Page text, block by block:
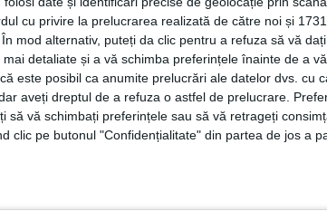
cu privire la prelucrarea realizată de către noi și 1731
mod alternativ, puteți da clic pentru a refuza să vă dați
detaliate și a vă schimba preferințele înainte de a vă
este posibil ca anumite prelucrări ale datelor dvs. cu
aveți dreptul de a refuza o astfel de prelucrare.
să vă schimbați preferințele sau să vă retrageți
clic pe butonul "Confidențialitate" din partea de jos a
Am avut sau avem
la <România Literară>…
Nu putem
face abonamente doar la
a se informa doar
o bibliotecă
și către publicul din
> în online și sperăm că nu